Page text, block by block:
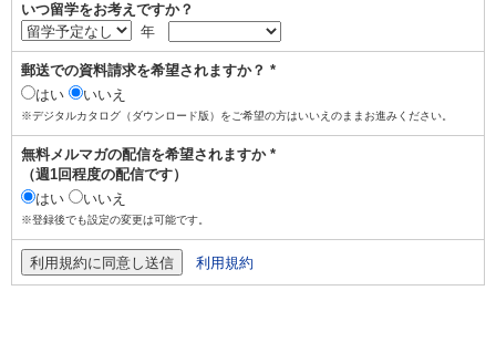
いつ留学をお考えですか？
年
郵送での資料請求を希望されますか？ *
はい
いいえ
※デジタルカタログ（ダウンロード版）をご希望の方はいいえのままお進みください。
無料メルマガの配信を希望されますか *
（週1回程度の配信です）
はい
いいえ
※登録後でも設定の変更は可能です。
利用規約